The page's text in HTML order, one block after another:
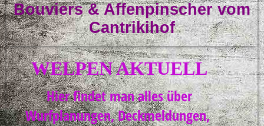
Bouviers & Affenpinscher vom
Cantrikihof
WELPEN AKTUELL
Hier findet man alles über
Wurfplanungen, Deckmeldungen,